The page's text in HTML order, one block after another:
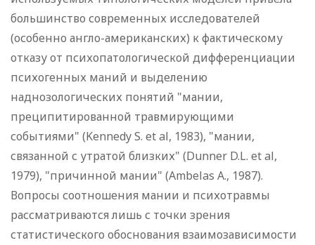
большинство современных исследователей
(особенно англо-американских) к фактическому
отказу от психопатологической дифференциации
психогенных маний и выделению
наднозологических понятий "мании,
преципитированной травмирующими
событиями" (Kennedy S. et al, 1983), "мании,
связанной с утратой близких" (Dunner D.L. et al,
1979), "причинной мании" (Ambelas A., 1987).
Вопросы соотношения мании и психотравмы
рассматриваются лишь с точки зрения
статистического обоснования взаимозависимости